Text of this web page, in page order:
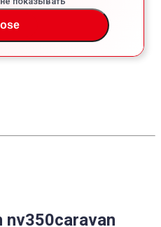
nv350caravan